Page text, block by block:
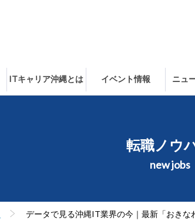
ITキャリア沖縄とは イベント情報 ニュ
転職ノウ
new jobs
データで見る沖縄IT業界の今｜最新「おき